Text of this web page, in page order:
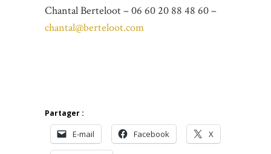
Chantal Berteloot – 06 60 20 88 48 60 –
chantal@berteloot.com
Partager :
E-mail Facebook X